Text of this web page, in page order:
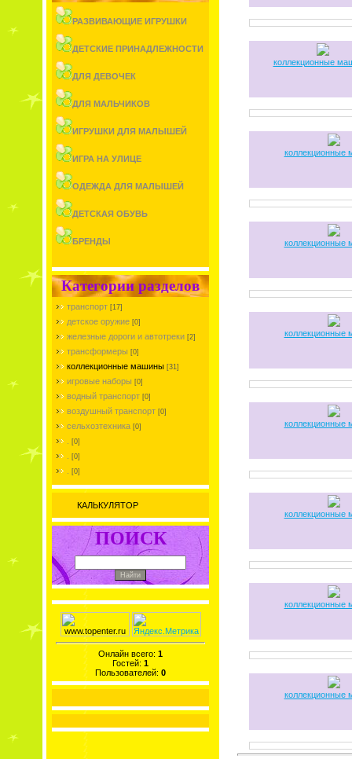
РАЗВИВАЮЩИЕ ИГРУШКИ
ДЕТСКИЕ ПРИНАДЛЕЖНОСТИ
ДЛЯ ДЕВОЧЕК
ДЛЯ МАЛЬЧИКОВ
ИГРУШКИ ДЛЯ МАЛЫШЕЙ
ИГРА НА УЛИЦЕ
ОДЕЖДА ДЛЯ МАЛЫШЕЙ
ДЕТСКАЯ ОБУВЬ
БРЕНДЫ
Категории разделов
транспорт [17]
детское оружие [0]
железные дороги и автотреки [2]
трансформеры [0]
коллекционные машины [31]
игровые наборы [0]
водный транспорт [0]
воздушный транспорт [0]
сельхозтехника [0]
[0]
[0]
[0]
КАЛЬКУЛЯТОР
ПОИСК
Онлайн всего: 1
Гостей: 1
Пользователей: 0
коллекционные
коллекционные
коллекционные
коллекционные
коллекционные
коллекционные
коллекционные
коллекционные